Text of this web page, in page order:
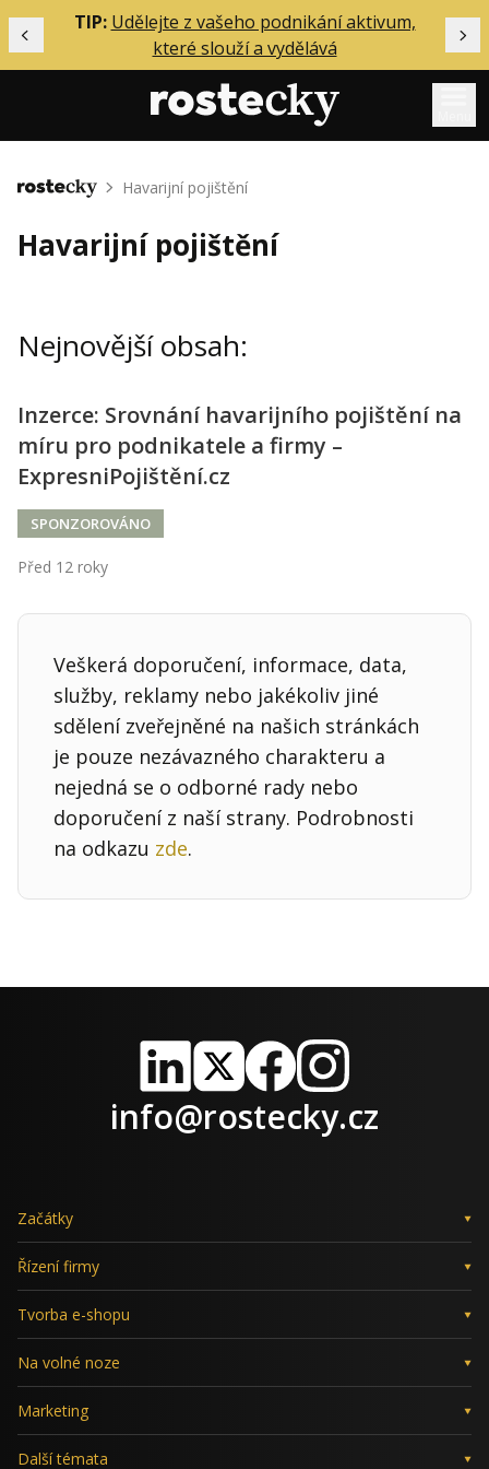
Předchozí
TIP: Udělejte z vašeho podnikání aktivum,
které slouží a vydělává
Mentoring
Solo
Inzerce
Přihlášení
Kontakt
Obchodní podmínky
Domů Havarijní pojištění
Havarijní pojištění
Nejnovější obsah:
Inzerce: Srovnání havarijního pojištění na
míru pro podnikatele a firmy –
ExpresniPojištění.cz
SPONZOROVÁNO
Před 12 roky
Veškerá doporučení, informace, data,
služby, reklamy nebo jakékoliv jiné
sdělení zveřejněné na našich stránkách
je pouze nezávazného charakteru a
nejedná se o odborné rady nebo
doporučení z naší strany. Podrobnosti
na odkazu zde.
LinkedIn
X FacebookInstagram
info@rostecky.cz
Začátky
Řízení firmy
Tvorba e-shopu
Na volné noze
Marketing
Další témata